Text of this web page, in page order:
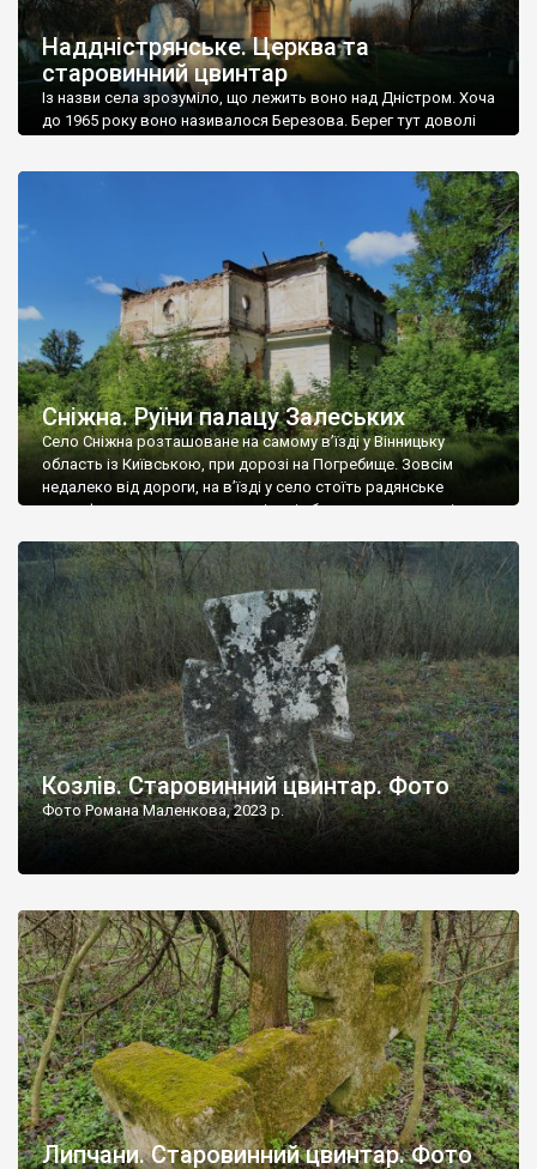
Наддністрянське. Церква та
старовинний цвинтар
Із назви села зрозуміло, що лежить воно над Дністром. Хоча
до 1965 року воно називалося Березова. Берег тут доволі
Наддністрянське відрізняється від більшості навколишніх
сіл. У селі є мурована Михайлівська церква. Точної дати […]
Сніжна. Руїни палацу Залеських
Село Сніжна розташоване на самому в’їзді у Вінницьку
область із Київською, при дорозі на Погребище. Зовсім
недалеко від дороги, на в’їзді у село стоїть радянське
рельєфне пано, яке показує жінку і яблуню, а трохи далі, десь
не видно, але видно дві стареньких колії у траві – […]
Козлів. Старовинний цвинтар. Фото
Фото Романа Маленкова, 2023 р.
Липчани. Старовинний цвинтар. Фото